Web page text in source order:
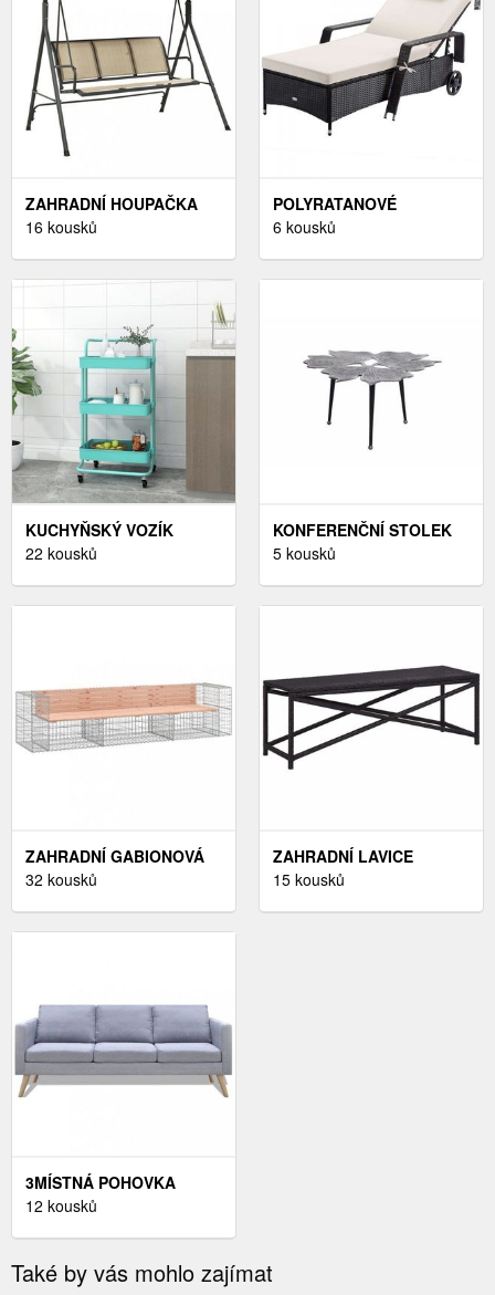
ZAHRADNÍ HOUPAČKA
OCEL DEKORHOME
16 kousků
POLYRATANOVÉ
LEHÁTKO S PODUŠKAMI
6 kousků
KUCHYŇSKÝ VOZÍK
DEKORHOME
22 kousků
KONFERENČNÍ STOLEK
HLINÍK DEKORHOME
5 kousků
ZAHRADNÍ GABIONOVÁ
LAVICE DEKORHOME
32 kousků
ZAHRADNÍ LAVICE
POLYRATAN DEKORHOME
15 kousků
3MÍSTNÁ POHOVKA
DEKORHOME VÍNOVÁ
12 kousků
Také by vás mohlo zajímat